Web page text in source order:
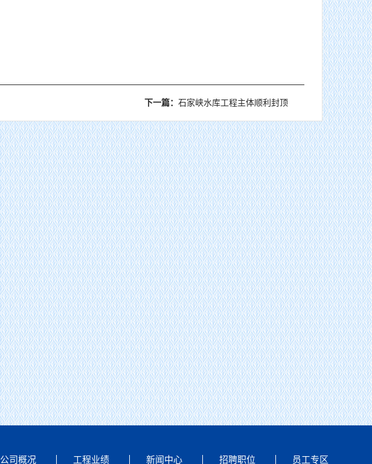
公司董事长谢欣赴浙江泰顺抽水蓄能电站项目调研慰问
下一篇： 石家峡水库工程主体顺利封顶
公司概况 工程业绩 新闻中心 招聘职位 员工专区